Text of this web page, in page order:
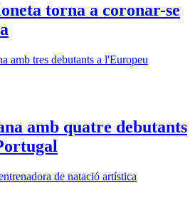
torna a coronar-se
amb quatre debutants